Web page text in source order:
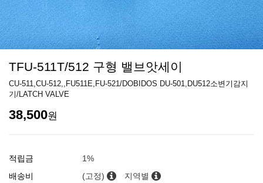
TFU-511T/512 구형 밸브앗세이
CU-511,CU-512,,FU511E,FU-521/DOBIDOS DU-501,DU512소변기감지
기/LATCH VALVE
38,500원
적립금
1%
배송비
(고정) 지역별